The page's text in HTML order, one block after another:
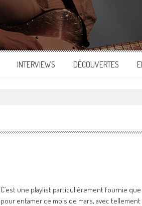
INTERVIEWS DÉCOUVERTES
C’est une playlist particulièrement fournie
pour entamer ce mois de mars, avec tellement